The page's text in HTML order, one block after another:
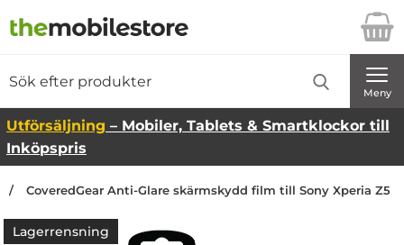
Startsidan för Danira Telecom AB
Meny
Utförsäljning – Mobiler, Tablets & Smartklockor till
Inköpspris
CoveredGear Anti-Glare skärmskydd film till Sony Xperia Z5
Lagerrensning